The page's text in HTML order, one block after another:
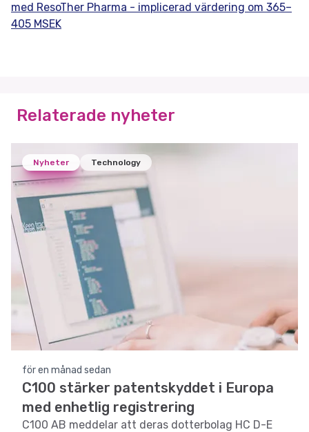
med ResoTher Pharma - implicerad värdering om 365–
405 MSEK
Relaterade nyheter
Nyheter Technology
för en månad sedan
C100 stärker patentskyddet i Europa
med enhetlig registrering
C100 AB meddelar att deras dotterbolag HC D-E